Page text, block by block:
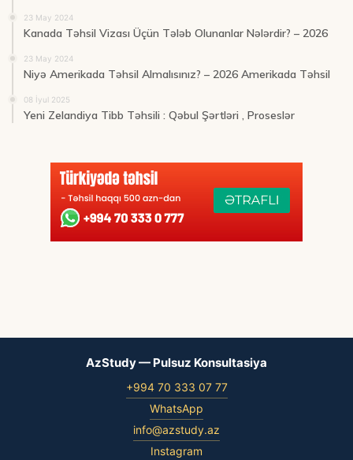
23 May 2024
Kanada Təhsil Vizası Üçün Tələb Olunanlar Nələrdir? – 2026
23 May 2024
Niyə Amerikada Təhsil Almalısınız? – 2026 Amerikada Təhsil
08 İyul 2025
Yeni Zelandiya Tibb Təhsili : Qəbul Şərtləri , Proseslər
AzStudy — Pulsuz Konsultasiya
+994 70 333 07 77
WhatsApp
info@azstudy.az
Instagram